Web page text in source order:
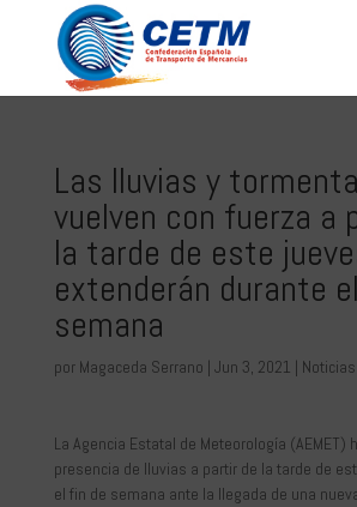
Las lluvias y
vuelven con fuerza a
la tarde de este
extenderán durante
semana
por Magaceda Serrano | Jun 3, 2021 | Noticias
La Agencia Estatal de Meteorología (AEMET)
presencia de lluvias a partir de la tarde de
el fin de semana ante la llegada de una